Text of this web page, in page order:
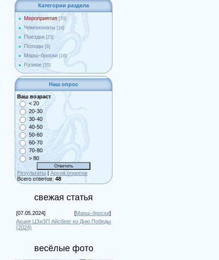
Категории раздела
Мероприятия [70]
Чемпионаты [24]
Поездки [23]
Походы [8]
Марш-броски [16]
Разное [55]
Наш опрос
Ваш возраст
< 20
20-30
30-40
40-50
50-60
60-70
70-80
> 80
Результаты | Архив опросов
Всего ответов: 48
свежая статья
[07.05.2024] [Марш-броски]
Акция ЦЗиЗП Айсберг ко Дню Победы
(2024)
весёлые фото